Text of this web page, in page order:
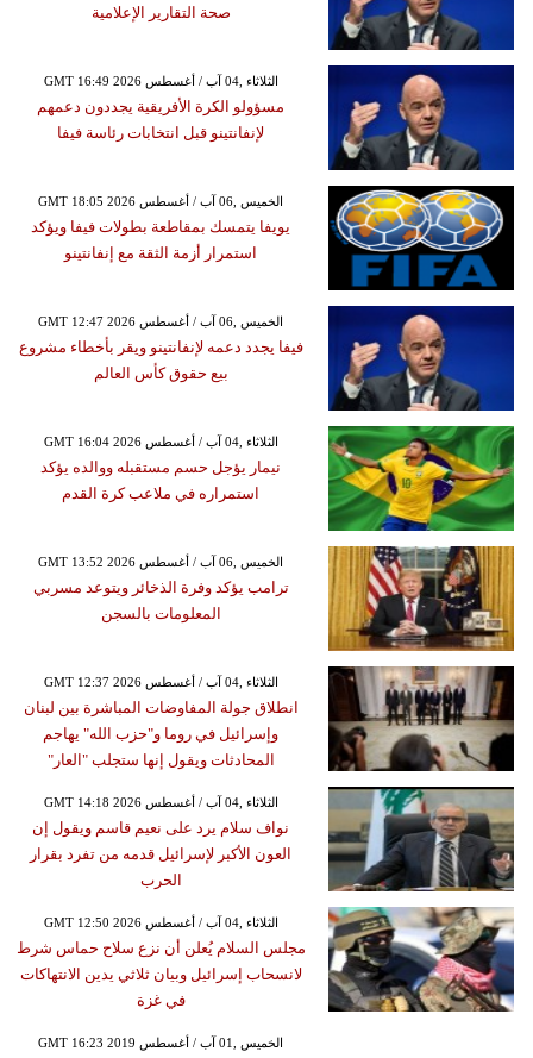
صحة التقارير الإعلامية
GMT 16:49 2026 الثلاثاء ,04 آب / أغسطس
مسؤولو الكرة الأفريقية يجددون دعمهم
لإنفانتينو قبل انتخابات رئاسة فيفا
GMT 18:05 2026 الخميس ,06 آب / أغسطس
يويفا يتمسك بمقاطعة بطولات فيفا ويؤكد
استمرار أزمة الثقة مع إنفانتينو
GMT 12:47 2026 الخميس ,06 آب / أغسطس
فيفا يجدد دعمه لإنفانتينو ويقر بأخطاء مشروع
بيع حقوق كأس العالم
GMT 16:04 2026 الثلاثاء ,04 آب / أغسطس
نيمار يؤجل حسم مستقبله ووالده يؤكد
استمراره في ملاعب كرة القدم
GMT 13:52 2026 الخميس ,06 آب / أغسطس
ترامب يؤكد وفرة الذخائر ويتوعد مسربي
المعلومات بالسجن
GMT 12:37 2026 الثلاثاء ,04 آب / أغسطس
انطلاق جولة المفاوضات المباشرة بين لبنان
وإسرائيل في روما و"حزب الله" يهاجم
المحادثات ويقول إنها ستجلب "العار"
GMT 14:18 2026 الثلاثاء ,04 آب / أغسطس
نواف سلام يرد على نعيم قاسم ويقول إن
العون الأكبر لإسرائيل قدمه من تفرد بقرار
الحرب
GMT 12:50 2026 الثلاثاء ,04 آب / أغسطس
مجلس السلام يُعلن أن نزع سلاح حماس شرط
لانسحاب إسرائيل وبيان ثلاثي يدين الانتهاكات
في غزة
GMT 16:23 2019 الخميس ,01 آب / أغسطس